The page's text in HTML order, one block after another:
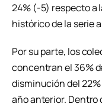
24% (-5) respecto a
histórico de la serie
Por su parte, los
concentran el 36%
disminución del
año anterior. Dentro